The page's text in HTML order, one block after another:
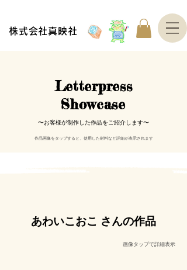
株式会社真映社
Letterpress
Showcase​
〜お客様が制作した作品をご紹介します〜
​作品画像をタップすると、 使用した材料など詳細が表示されます
あわいこおこ さんの作品
​画像タップで詳細表示